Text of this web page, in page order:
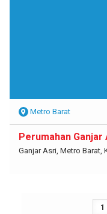
Metro Barat
Perumahan
Ganjar Asri, Metro Barat,
1